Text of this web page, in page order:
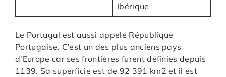
Ibérique
Le Portugal est aussi appelé République
Portugaise. C’est un des plus anciens pays
d’Europe car ses frontières furent définies depuis
1139. Sa superficie est de 92 391 km2 et il est